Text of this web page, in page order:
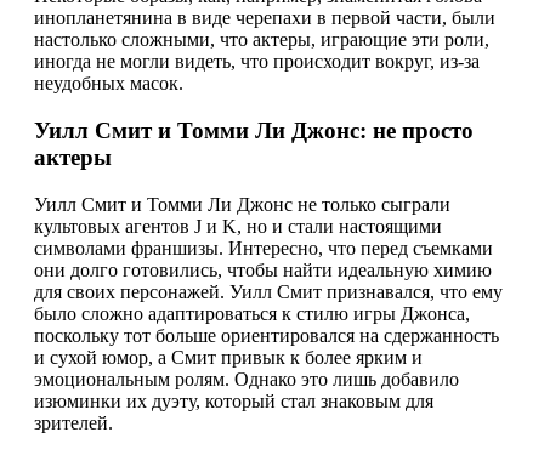
инопланетянина в виде черепахи в первой части, были
настолько сложными, что актеры, играющие эти роли,
иногда не могли видеть, что происходит вокруг, из-за
неудобных масок.
Уилл Смит и Томми Ли Джонс: не просто
актеры
Уилл Смит и Томми Ли Джонс не только сыграли
культовых агентов J и K, но и стали настоящими
символами франшизы. Интересно, что перед съемками
они долго готовились, чтобы найти идеальную химию
для своих персонажей. Уилл Смит признавался, что ему
было сложно адаптироваться к стилю игры Джонса,
поскольку тот больше ориентировался на сдержанность
и сухой юмор, а Смит привык к более ярким и
эмоциональным ролям. Однако это лишь добавило
изюминки их дуэту, который стал знаковым для
зрителей.